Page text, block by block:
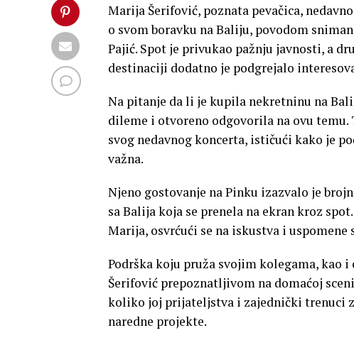
Marija Šerifović, poznata pevačica,
o svom boravku na Baliju, povodom
Pajić. Spot je privukao pažnju javnosti, a
destinaciji dodatno je podgrejalo
Na pitanje da li je kupila nekretninu na
dileme i otvoreno odgovorila na ovu temu.
svog nedavnog koncerta, ističući kako je
važna.
Njeno gostovanje na Pinku izazvalo je
sa Balija koja se prenela na ekran kroz
Marija, osvrćući se na iskustva i uspomene
Podrška koju pruža svojim kolegama, kao
Šerifović prepoznatljivom na domaćoj
koliko joj prijateljstva i zajednički trenuci
naredne projekte.